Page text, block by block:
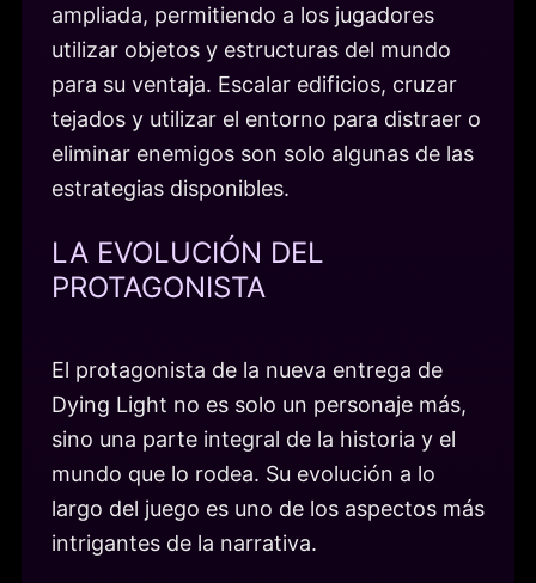
ampliada, permitiendo a los jugadores
utilizar objetos y estructuras del mundo
para su ventaja. Escalar edificios, cruzar
tejados y utilizar el entorno para distraer o
eliminar enemigos son solo algunas de las
estrategias disponibles.
LA EVOLUCIÓN DEL
PROTAGONISTA
El protagonista de la nueva entrega de
Dying Light no es solo un personaje más,
sino una parte integral de la historia y el
mundo que lo rodea. Su evolución a lo
largo del juego es uno de los aspectos más
intrigantes de la narrativa.